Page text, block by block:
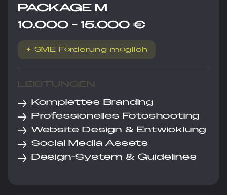
PACKAGE M
10.000 - 15.000 €
✦ SME Förderung möglich
LEISTUNGEN
→ Komplettes Branding
→ Professionelles Fotoshooting
→ Website Design & Entwicklung
→ Social Media Assets
→ Design-System & Guidelines